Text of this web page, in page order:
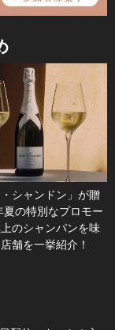
・シャンドン」が贈
の特別なプロモー
のシャンパンを味
舗を一挙紹介！